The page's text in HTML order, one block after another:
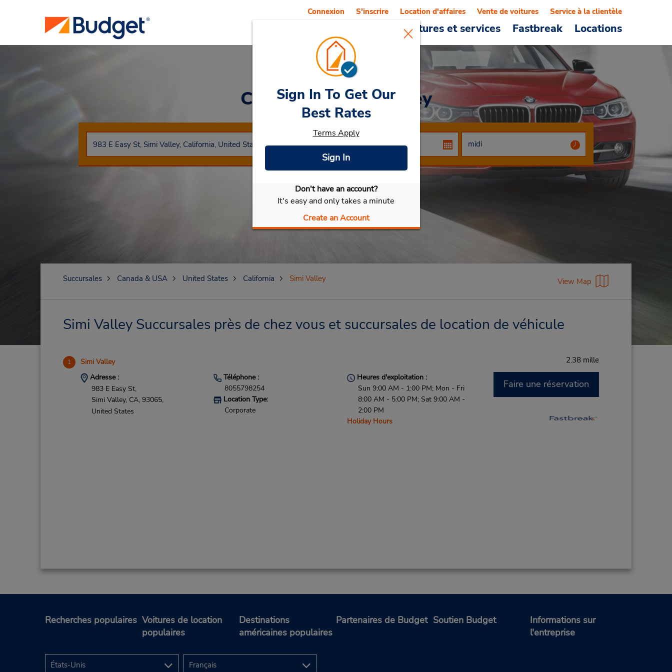
Voitures et services Fastbreak Locations
Connexion S'inscrire Location d'affaires Vente de voitures Service à la clientèle
Car RentalSimi Valley
Sélectionner ma voiture
Sign In To Get Our
Best Rates
Terms Apply
Sign In
Don't have an account?
It's easy and only takes a minute
Create an Account
Succursales Canada & USA United States California Simi Valley View Map
Simi Valley Succursales près de chez vous et succursales de location de véhicule
1 Simi Valley 2.38 mille
Adresse :
983 E Easy St,
Simi Valley, CA, 93065,
United States
Téléphone :
8055798254
Location Type:
Corporate
Heures d'exploitation :
Sun 9:00 AM - 1:00 PM; Mon - Fri
8:00 AM - 5:00 PM; Sat 9:00 AM -
2:00 PM
Holiday Hours
Faire une réservation
Recherches populaires Voitures de location
populaires
Destinations
américaines populaires
Partenaires de Budget Soutien Budget
Informations sur
l'entreprise